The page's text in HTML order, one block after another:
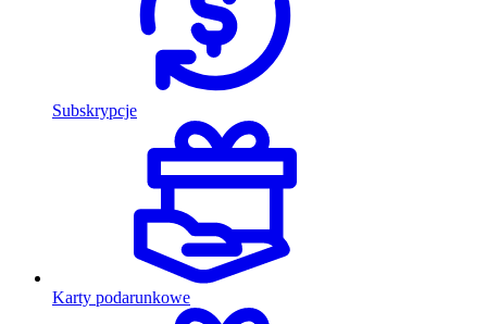
Subskrypcje
Karty podarunkowe